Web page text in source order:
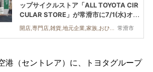
常滑市
ップサイクルストア「ALL TOYOTA CIR
CULAR STORE」が常滑市に7/1(水)オー
プン
開店,専門店,雑貨,地元企業,家族,おひとりさま,友人,トレンド
港（セントレア）に、トヨタグループ